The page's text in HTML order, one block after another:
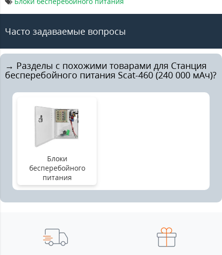
Часто задаваемые вопросы
→ Разделы с похожими товарами для Станция
бесперебойного питания Scat-460 (240 000 мАч)?
Блоки
бесперебойного
питания